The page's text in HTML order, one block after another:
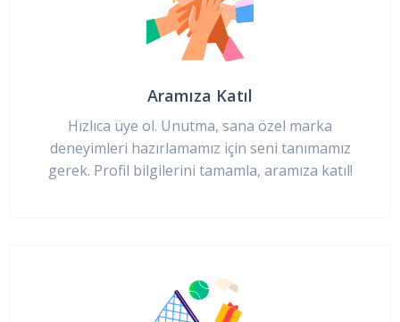
Aramıza Katıl
Hızlıca üye ol. Unutma, sana özel marka
deneyimleri hazırlamamız için seni tanımamız
gerek. Profil bilgilerini tamamla, aramıza katıl!